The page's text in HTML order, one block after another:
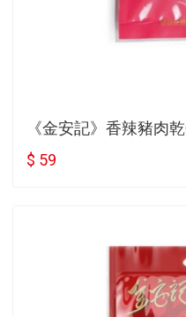
《金安記》香辣豬肉
$ 59